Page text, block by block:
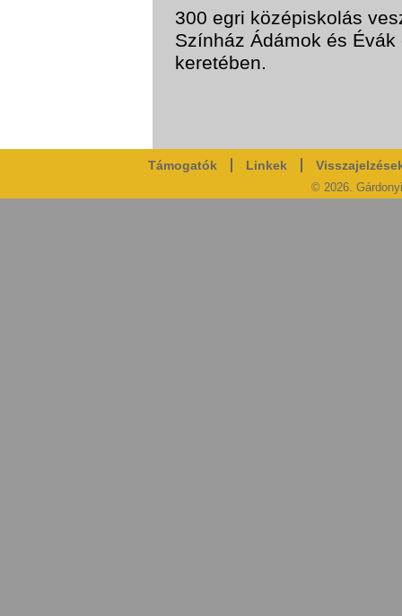
300 egri középiskolás
Színház Ádámok és
keretében.
Támogatók Linkek
© 2026.